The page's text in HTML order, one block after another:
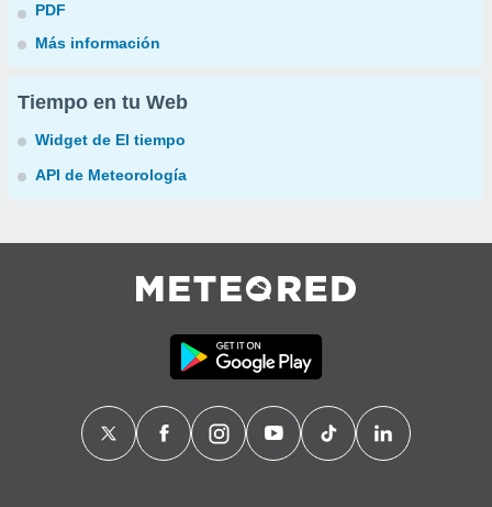
PDF
Más información
Tiempo en tu Web
Widget de El tiempo
API de Meteorología